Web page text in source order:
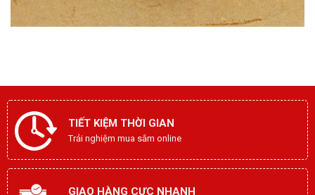
TIẾT KIỆM THỜI GIAN
Trải nghiệm mua sắm online
GIAO HÀNG CỰC NHANH